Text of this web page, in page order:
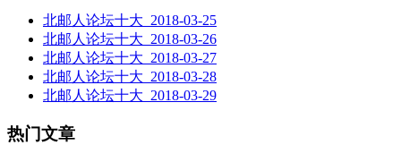
北邮人论坛十大_2018-03-25
北邮人论坛十大_2018-03-26
北邮人论坛十大_2018-03-27
北邮人论坛十大_2018-03-28
北邮人论坛十大_2018-03-29
热门文章